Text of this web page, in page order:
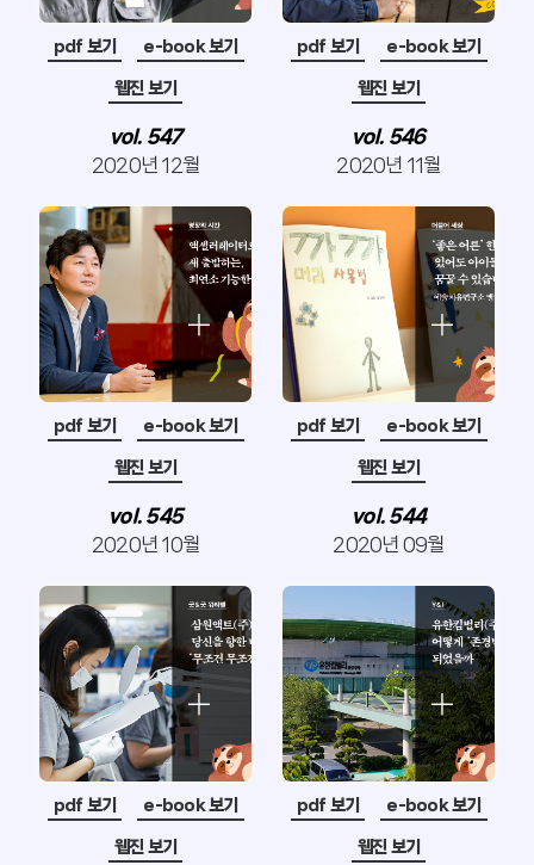
pdf 보기 e-book 보기
웹진 보기
vol. 547
2020년 12월
pdf 보기 e-book 보기
웹진 보기
vol. 546
2020년 11월
pdf 보기 e-book 보기
웹진 보기
vol. 545
2020년 10월
pdf 보기 e-book 보기
웹진 보기
vol. 544
2020년 09월
pdf 보기 e-book 보기
웹진 보기
pdf 보기 e-book 보기
웹진 보기